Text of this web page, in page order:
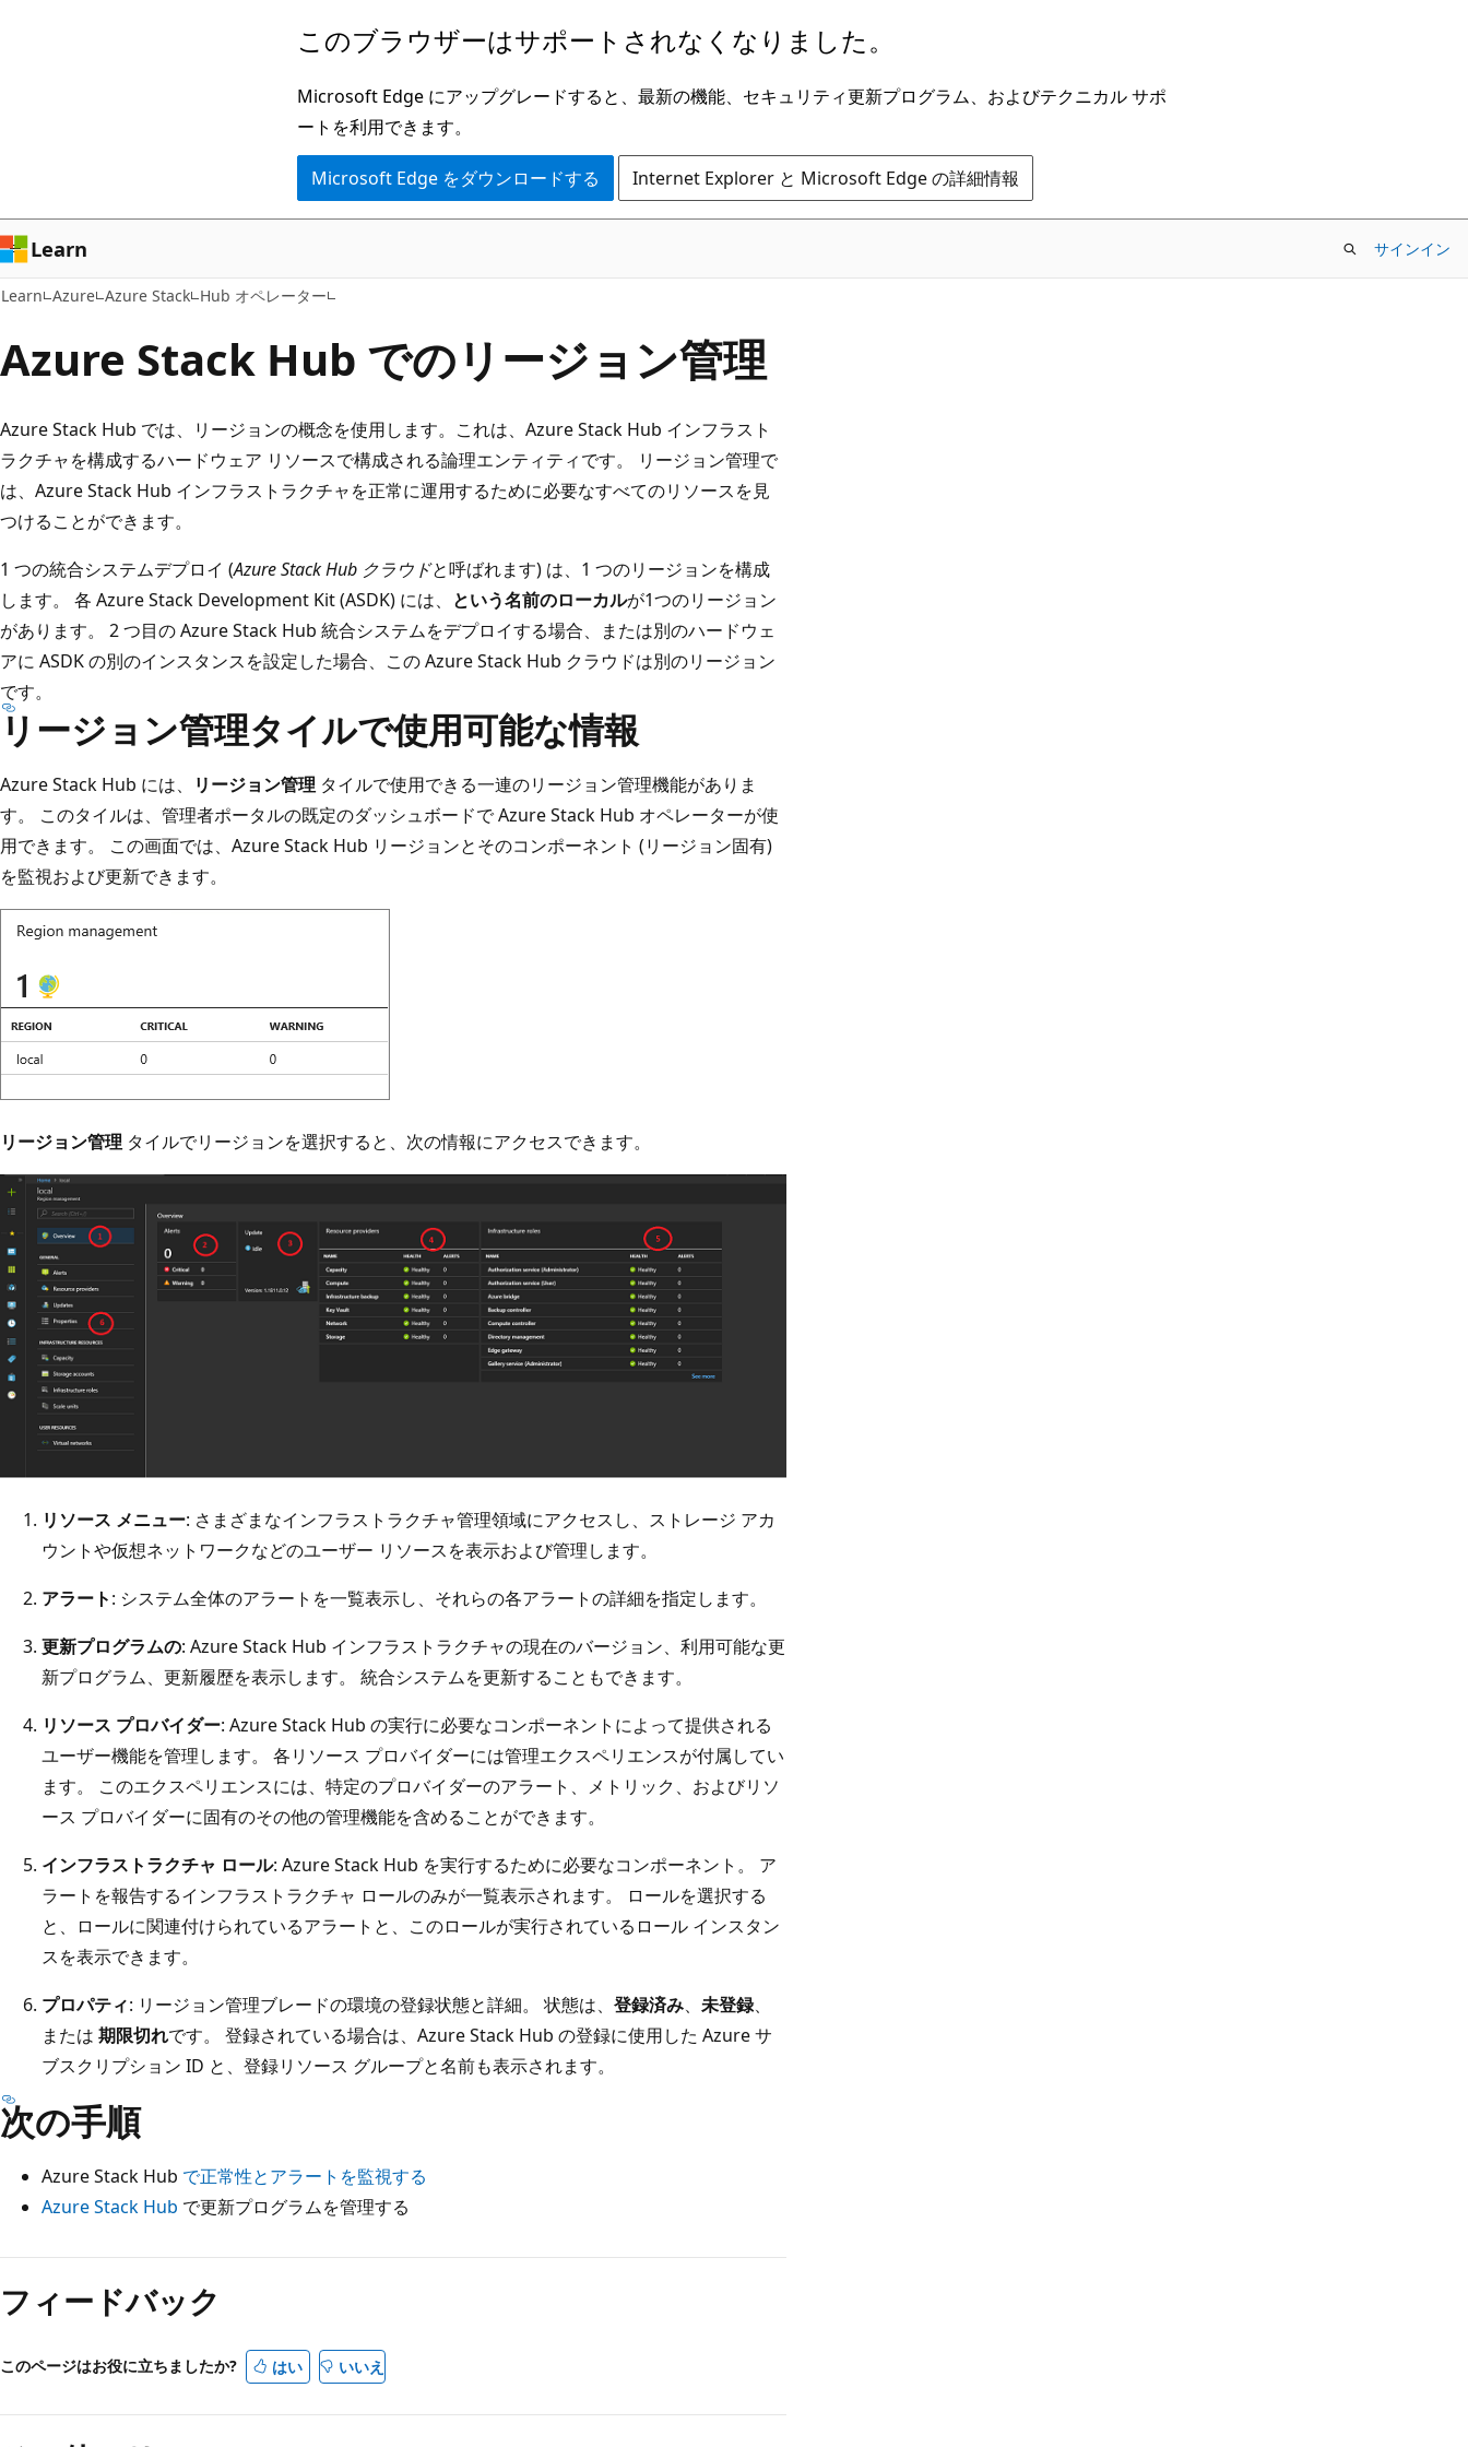
ン
ツ
に
ス
ッ
このブラウザーはサポートされなくなりました。
Microsoft Edge にアップグレードすると、最新の機能、セキュリティ更新プログラム、およびテクニカル サポ
ートを利用できます。
Microsoft Edge をダウンロードする Internet Explorer と Microsoft Edge の詳細情報
Learn サインイン
Learn Azure Azure Stack Hub オペレーター
Azure Stack Hub でのリージョン管理
Azure Stack Hub では、
リージョンの概念を使用します。これは、Azure Stack Hub インフラスト
ラクチャを構成するハードウェア リソースで構成される論理エンティティです。 リージョン管理で
は、Azure Stack Hub インフラストラクチャを正常に運用するために必要なすべてのリソースを見
つけることができます。
1 つの統合システムデプロイ (Azure Stack Hub クラウドと呼ばれます) は、1 つのリージョンを構成
します。 各 Azure Stack Development Kit (ASDK) には、 という名前のローカルが1つのリージョン
があります。 2 つ目の Azure Stack Hub 統合システムをデプロイする場合、または別のハードウェ
アに ASDK の別のインスタンスを設定した場合、この Azure Stack Hub クラウドは別のリージョン
です。
リージョン管理タイルで使用可能な情報
Azure Stack Hub には、 リージョン管理 タイルで使用できる一連のリージョン管理機能がありま
す。 このタイルは、管理者ポータルの既定のダッシュボードで Azure Stack Hub オペレーターが使
用できます。 この画面では、Azure Stack Hub リージョンとそのコンポーネント (リージョン固有)
を監視および更新できます。
リージョン管理 タイルでリージョンを選択すると、次の情報にアクセスできます。
リソース メニュー: さまざまなインフラストラクチャ管理領域にアクセスし、ストレージ アカ
ウントや仮想ネットワークなどのユーザー リソースを表示および管理します。
アラート: システム全体のアラートを一覧表示し、それらの各アラートの詳細を指定します。
更新プログラムの: Azure Stack Hub インフラストラクチャの現在のバージョン、利用可能な更
新プログラム、更新履歴を表示します。 統合システムを更新することもできます。
リソース プロバイダー: Azure Stack Hub の実行に必要なコンポーネントによって提供される
ユーザー機能を管理します。 各リソース プロバイダーには管理エクスペリエンスが付属してい
ます。 このエクスペリエンスには、特定のプロバイダーのアラート、メトリック、およびリソ
ース プロバイダーに固有のその他の管理機能を含めることができます。
インフラストラクチャ ロール: Azure Stack Hub を実行するために必要なコンポーネント。 ア
ラートを報告するインフラストラクチャ ロールのみが一覧表示されます。 ロールを選択する
と、ロールに関連付けられているアラートと、このロールが実行されているロール インスタン
スを表示できます。
プロパティ: リージョン管理ブレードの環境の登録状態と詳細。 状態は、 登録済み、 未登録、
または 期限切れです。 登録されている場合は、Azure Stack Hub の登録に使用した Azure サ
ブスクリプション ID と、登録リソース グループと名前も表示されます。
次の手順
Azure Stack Hub で正常性とアラートを監視する
Azure Stack Hub で更新プログラムを管理する
フィードバック
このページはお役に立ちましたか? はい いいえ